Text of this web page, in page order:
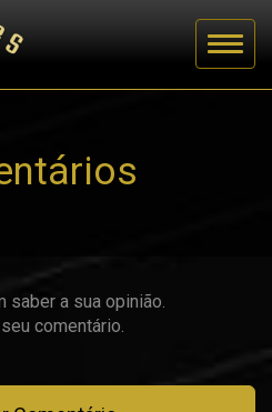
saber a sua opinião.
comentário.